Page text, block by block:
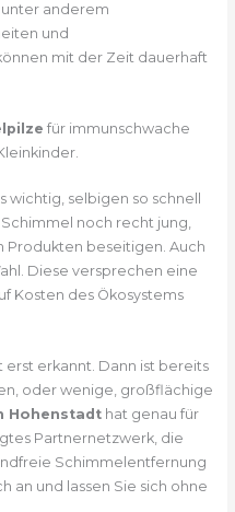
anderem
und
mit der Zeit dauerhaft
für immunschwache
wichtig, selbigen so schnell
noch recht jung,
Produkten beseitigen. Auch
Diese versprechen eine
Kosten des Ökosystems
erkannt. Dann ist bereits
oder wenige, großflächige
Hohenstadthat genau für
Partnernetzwerk, die
Schimmelentfernung
an und lassen Sie sich ohne